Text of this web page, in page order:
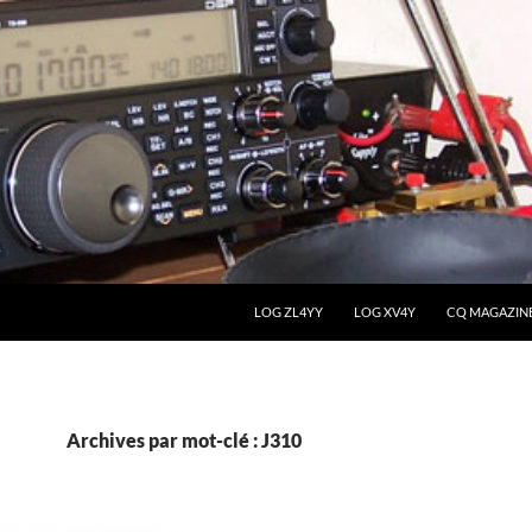
LOG ZL4YY LOG XV4Y CQ
Archives par mot-clé : J310